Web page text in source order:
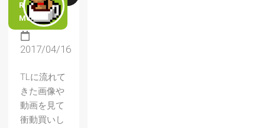
READ
MORE
2017/04/16
TLに流れて
きた画像や
動画を見て
衝動買いし